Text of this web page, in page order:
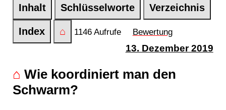
Inhalt Schlüsselworte Verzeichnis
Index ⌂ 1146 Aufrufe Bewertung
13. Dezember 2019
⌂ Wie koordiniert man den
Schwarm?